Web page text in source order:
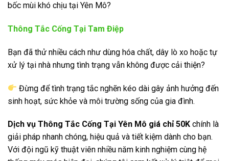
bốc mùi khó chịu tại Yên Mô?
Thông Tắc Cống Tại Tam Điệp
Bạn đã thử nhiều cách như dùng hóa chất, dây lò xo hoặc tự
xử lý tại nhà nhưng tình trạng vẫn không được cải thiện?
Đừng để tình trạng tắc nghẽn kéo dài gây ảnh hưởng đến
sinh hoạt, sức khỏe và môi trường sống của gia đình.
Dịch vụ Thông Tắc Cống Tại Yên Mô giá chỉ 50K chính là
giải pháp nhanh chóng, hiệu quả và tiết kiệm dành cho bạn.
Với đội ngũ kỹ thuật viên nhiều năm kinh nghiệm cùng hệ